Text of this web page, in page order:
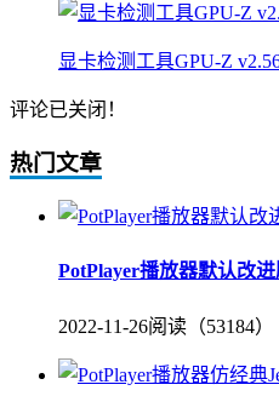
显卡检测工具GPU-Z
评论已关闭！
热门文章
PotPlayer播放器默认改
2022-11-26阅读（53184）